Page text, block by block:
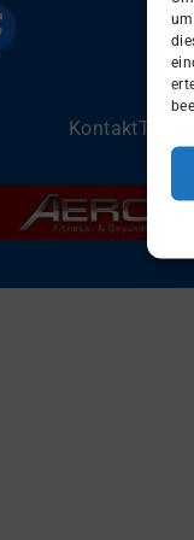
KontaktTeam